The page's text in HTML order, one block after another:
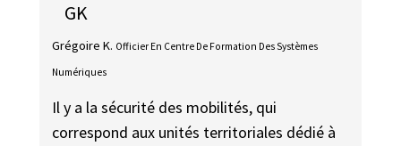
GK
Grégoire K. Officier En Centre De Formation Des Systèmes
Numériques
Il y a la sécurité des mobilités, qui
correspond aux unités territoriales dédié à